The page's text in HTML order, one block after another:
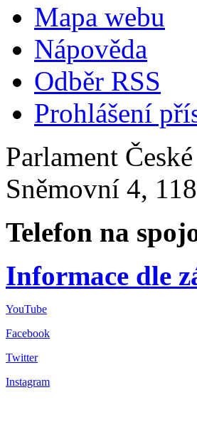
Mapa webu
Nápověda
Odběr RSS
Prohlášení
Parlament
Sněmovní 4,
Telefon na
Informace dle
YouTube
Facebook
Twitter
Instagram